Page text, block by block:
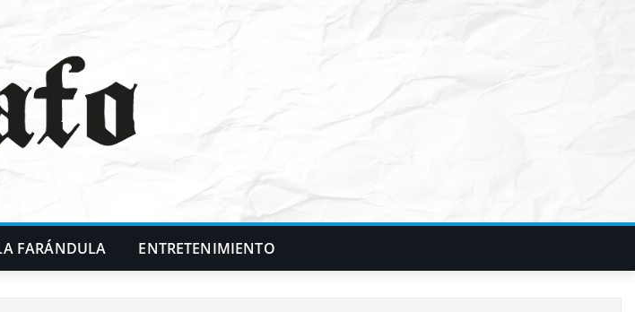
FARÁNDULA ENTRETENIMIENTO